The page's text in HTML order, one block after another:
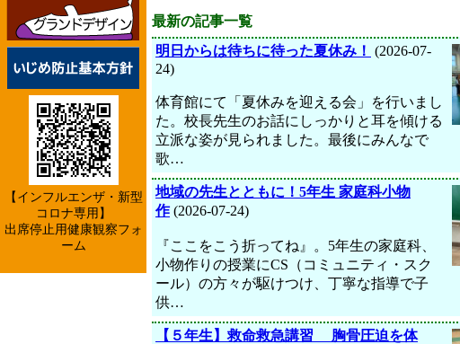
【インフルエンザ・新型
コロナ専用】
出席停止用健康観察フォ
ーム
最新の記事一覧
明日からは待ちに待った夏休み！ (2026-07-
24)
体育館にて「夏休みを迎える会」を行いまし
た。校長先生のお話にしっかりと耳を傾ける
立派な姿が見られました。最後にみんなで
歌…
地域の先生とともに！5年生 家庭科小物
作(2026-07-24)
『ここをこう折ってね』。5年生の家庭科、
小物作りの授業にCS（コミュニティ・スク
ール）の方々が駆けつけ、丁寧な指導で子
供…
【５年生】救命救急講習 胸骨圧迫を体